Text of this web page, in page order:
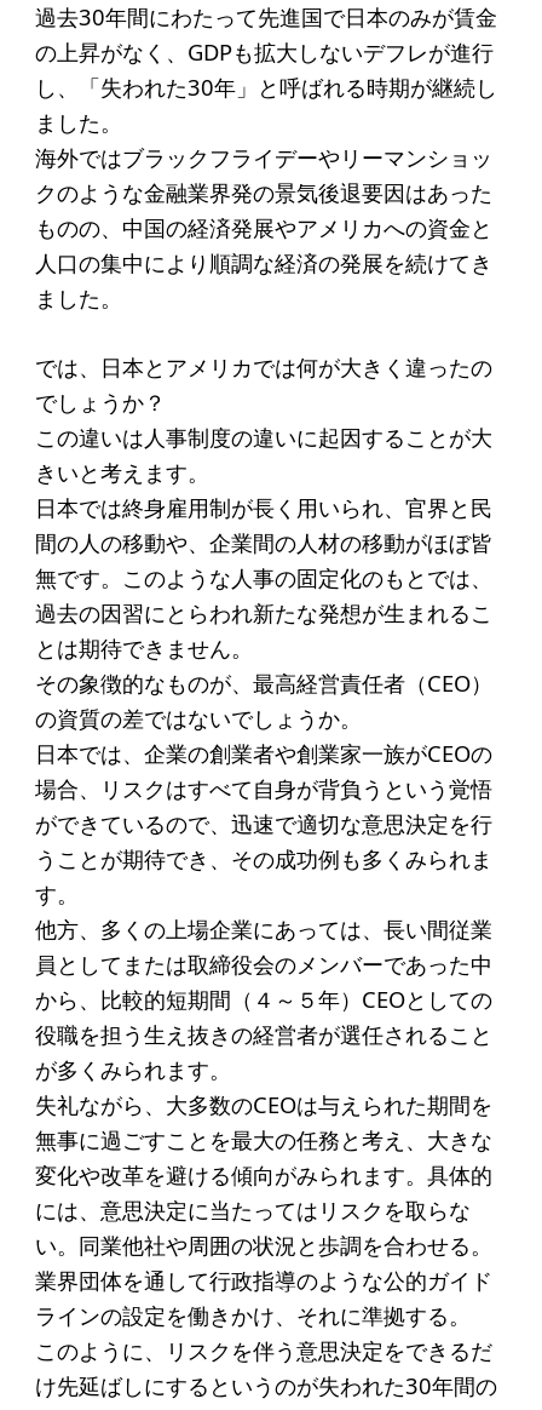
研究会一覧
ELPASO会
ELPASO会とは
入会案内
会員限定ページ
お手続き
寄付支援者
ニュース・コラム
ニュース
コラム
過去30年間にわたって先進国で日本のみが賃金
の上昇がなく、GDPも拡大しないデフレが進行
し、「失われた30年」と呼ばれる時期が継続し
ました。
海外ではブラックフライデーやリーマンショッ
クのような金融業界発の景気後退要因はあった
ものの、中国の経済発展やアメリカへの資金と
人口の集中により順調な経済の発展を続けてき
ました。
では、日本とアメリカでは何が大きく違ったの
でしょうか？
この違いは人事制度の違いに起因することが大
きいと考えます。
日本では終身雇用制が長く用いられ、官界と民
間の人の移動や、企業間の人材の移動がほぼ皆
無です。このような人事の固定化のもとでは、
過去の因習にとらわれ新たな発想が生まれるこ
とは期待できません。
その象徴的なものが、最高経営責任者（CEO）
の資質の差ではないでしょうか。
日本では、企業の創業者や創業家一族がCEOの
場合、リスクはすべて自身が背負うという覚悟
ができているので、迅速で適切な意思決定を行
うことが期待でき、その成功例も多くみられま
す。
他方、多くの上場企業にあっては、長い間従業
員としてまたは取締役会のメンバーであった中
から、比較的短期間（４～５年）CEOとしての
役職を担う生え抜きの経営者が選任されること
が多くみられます。
失礼ながら、大多数のCEOは与えられた期間を
無事に過ごすことを最大の任務と考え、大きな
変化や改革を避ける傾向がみられます。具体的
には、意思決定に当たってはリスクを取らな
い。同業他社や周囲の状況と歩調を合わせる。
業界団体を通して行政指導のような公的ガイド
ラインの設定を働きかけ、それに準拠する。
このように、リスクを伴う意思決定をできるだ
け先延ばしにするというのが失われた30年間の